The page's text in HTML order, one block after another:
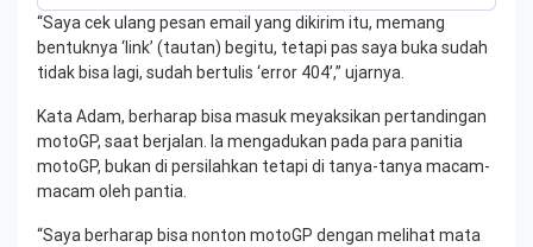
“Saya cek ulang pesan email yang dikirim itu, memang
bentuknya ‘link’ (tautan) begitu, tetapi pas saya buka sudah
tidak bisa lagi, sudah bertulis ‘error 404’,” ujarnya.
Kata Adam, berharap bisa masuk meyaksikan pertandingan
motoGP, saat berjalan. Ia mengadukan pada para panitia
motoGP, bukan di persilahkan tetapi di tanya-tanya macam-
macam oleh pantia.
“Saya berharap bisa nonton motoGP dengan melihat mata